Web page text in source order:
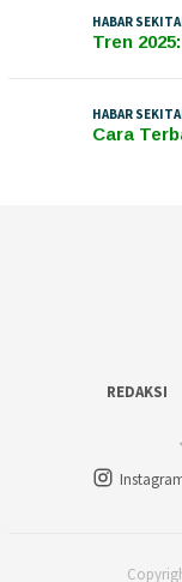
HABAR
Tren
HABAR
Cara
REDAKSI